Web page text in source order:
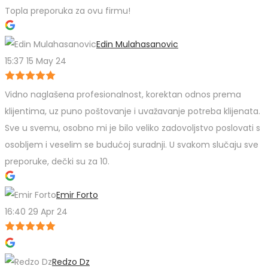
Topla preporuka za ovu firmu!
Edin Mulahasanovic
15:37 15 May 24
Vidno naglašena profesionalnost, korektan odnos prema
klijentima, uz puno poštovanje i uvažavanje potreba klijenata.
Sve u svemu, osobno mi je bilo veliko zadovoljstvo poslovati s
osobljem i veselim se budućoj suradnji. U svakom slučaju sve
preporuke, dečki su za 10.
Emir Forto
16:40 29 Apr 24
Redzo Dz